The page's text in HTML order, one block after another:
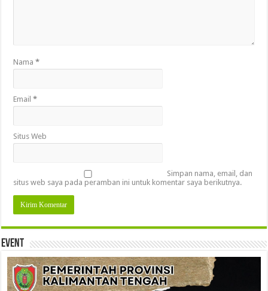
Nama*
Email*
Situs Web
Simpan nama, email, dan
situs web saya pada peramban ini untuk komentar saya berikutnya.
Event